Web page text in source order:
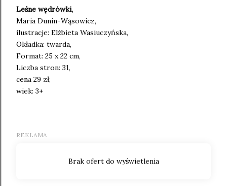
Leśne wędrówki,
Maria Dunin-Wąsowicz,
ilustracje: Elżbieta Wasiuczyńska,
Okładka: twarda,
Format: 25 x 22 cm,
Liczba stron: 31,
cena 29 zł,
wiek: 3+